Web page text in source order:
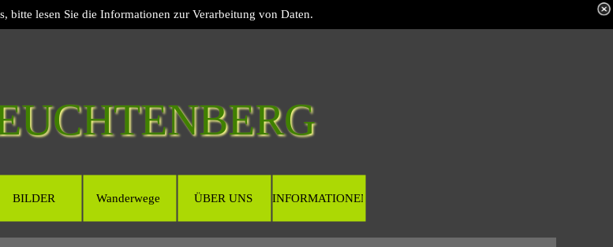
bitte lesen Sie die Informationen zur Verarbeitung von Daten.
BILDER Wanderwege ÜBER UNS INFORMATIONEN